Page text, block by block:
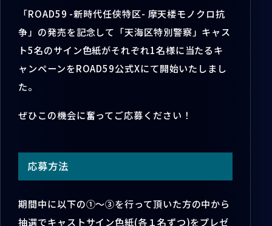
「ROAD59 -新時代任侠特区- 摩天楼モノクロ抗
争」の発売を記念して「天海区特別警察」キャス
ト5名のサイン色紙がそれぞれ1名様に当たるキ
ャンペーンをROAD59公式Xにて開始いたしまし
た。
ぜひこの機会に奮ってご応募ください！
応募方法
期間中に以下の①～③を行って頂いた方の中から
抽選でキャストサイン色紙(各１名ずつ)をプレゼ